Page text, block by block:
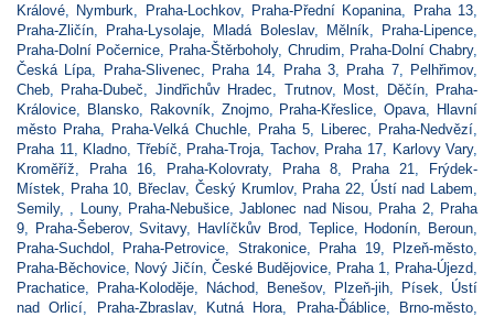
Králové
Nymburk Praha-Lochkov, Praha-Přední Kopanina Praha 13
Praha-Zličín
Praha-Lysolaje Mladá Boleslav, Mělník Praha-Lipence
Praha-Dolní Počernice
Praha-Štěrboholy, Chrudim Praha-Dolní Chabry,
Česká Lípa
Praha-Slivenec Praha 14 Praha 3 Praha 7, Pelhřimov,
Cheb
Praha-Dubeč Jindřichův Hradec Trutnov, Most Děčín,
Praha-
Královice
Blansko, Rakovník Znojmo, Praha-Křeslice ,Opava
Hlavní
město Praha
Praha-Velká Chuchle Praha 5 Liberec Praha-Nedvězí
Praha 11
Kladno Třebíč Praha-Troja Tachov, Praha 17, Karlovy Vary,
Kroměříž
Praha 16 Praha-Kolovraty, Praha 8 Praha 21
Frýdek-
Místek
Praha 10 Břeclav, Český Krumlov, Praha 22, Ústí nad Labem
Semily, Louny, Praha-Nebušice ,Jablonec nad Nisou Praha 2,
Praha
9
Praha-Šeberov,Svitavy, Havlíčkův Brod Teplice, Hodonín Beroun
Praha-Suchdol
Praha-Petrovice Strakonice, Praha 19, Plzeň-město
Praha-Běchovice
Nový Jičín České Budějovice Praha 1 Praha-Újezd
Prachatice
Praha-Koloděje Náchod Benešov, Plzeň-jih Písek
Ústí
nad Orlicí
Praha-Zbraslav, Kutná Hora Praha-Ďáblice, Brno-město